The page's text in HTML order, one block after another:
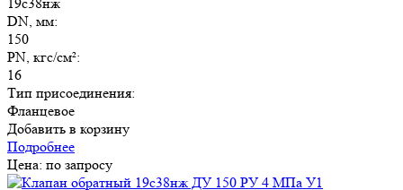
DN, мм:
150
PN, кгс/см²:
16
Тип присоединения:
Фланцевое
Добавить в корзину
Подробнее
Цена: по запросу